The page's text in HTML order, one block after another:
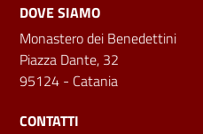
DOVE SIAMO
Monastero dei Benedettini
Piazza Dante, 32
95124 - Catania
CONTATTI